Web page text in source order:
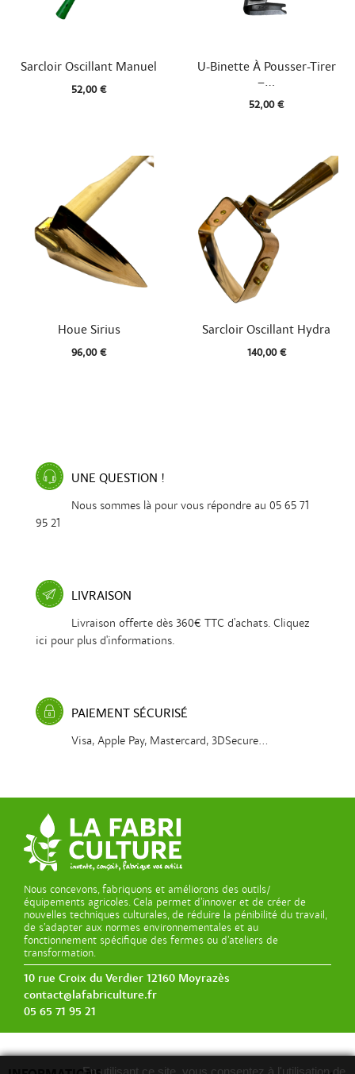
Aperçu rapide
Sarcloir Oscillant Manuel
52,00 €
Aperçu rapide
U-Binette À Pousser-Tirer
–...
52,00 €
Aperçu rapide
Houe Sirius
96,00 €
Aperçu rapide
Sarcloir Oscillant Hydra
140,00 €
UNE QUESTION !
Nous sommes là pour vous répondre au 05 65 71
95 21
LIVRAISON
Livraison offerte dès 360€ TTC d'achats. Cliquez
ici pour plus d'informations.
PAIEMENT SÉCURISÉ
Visa, Apple Pay, Mastercard, 3DSecure...
Nous concevons, fabriquons et améliorons des outils/
équipements agricoles. Cela permet d’innover et de créer de
nouvelles techniques culturales, de réduire la pénibilité du travail,
de s’adapter aux normes environnementales et au
fonctionnement spécifique des fermes ou d’ateliers de
transformation.
10 rue Croix du Verdier 12160 Moyrazès
contact@lafabriculture.fr
05 65 71 95 21
En utilisant ce site, vous consentez à l'utilisation de